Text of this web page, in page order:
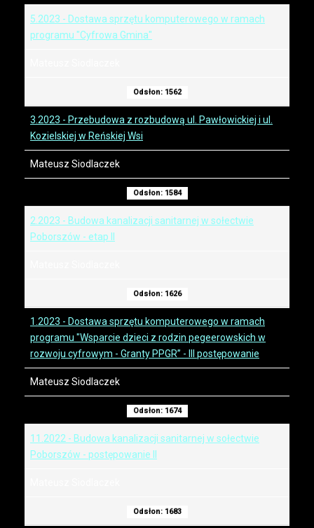
5.2023 - Dostawa sprzętu komputerowego w ramach
programu "Cyfrowa Gmina"
Odsłon: 1562
3.2023 - Przebudowa z rozbudową ul. Pawłowickiej i ul.
Kozielskiej w Reńskiej Wsi
Mateusz Siodlaczek
Odsłon: 1584
2.2023 - Budowa kanalizacji sanitarnej w sołectwie
Poborszów - etap II
Odsłon: 1626
1.2023 - Dostawa sprzętu komputerowego w ramach
programu "Wsparcie dzieci z rodzin pegeerowskich w
rozwoju cyfrowym - Granty PPGR” - III postępowanie
Mateusz Siodlaczek
Odsłon: 1674
11.2022 - Budowa kanalizacji sanitarnej w sołectwie
Poborszów - postępowanie II
Odsłon: 1683